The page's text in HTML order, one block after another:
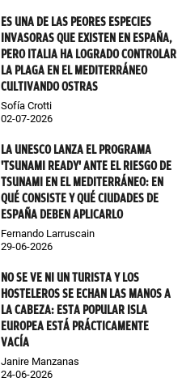
ES UNA DE LAS PEORES ESPECIES
INVASORAS QUE EXISTEN EN ESPAÑA,
PERO ITALIA HA LOGRADO CONTROLAR
LA PLAGA EN EL MEDITERRÁNEO
CULTIVANDO OSTRAS
Sofía Crotti
02-07-2026
LA UNESCO LANZA EL PROGRAMA
'TSUNAMI READY' ANTE EL RIESGO DE
TSUNAMI EN EL MEDITERRÁNEO: EN
QUÉ CONSISTE Y QUÉ CIUDADES DE
ESPAÑA DEBEN APLICARLO
Fernando Larruscain
29-06-2026
NO SE VE NI UN TURISTA Y LOS
HOSTELEROS SE ECHAN LAS MANOS A
LA CABEZA: ESTA POPULAR ISLA
EUROPEA ESTÁ PRÁCTICAMENTE
VACÍA
Janire Manzanas
24-06-2026